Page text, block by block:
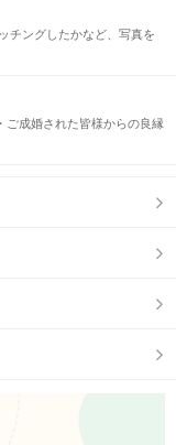
チングしたかなど、写真を
ご成婚された皆様からの良縁